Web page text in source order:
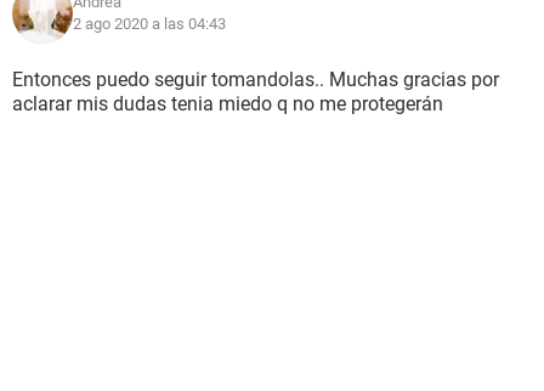
2 ago 2020 a las 04:43
Entonces puedo seguir tomandolas.. Muchas gracias por
aclarar mis dudas tenia miedo q no me protegerán